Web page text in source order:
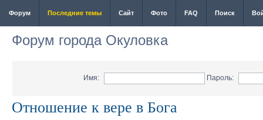
Форум Последние темы Сайт Фото FAQ Поиск
Форум города Окуловка
Имя: Пароль:
Отношение к вере в Бога